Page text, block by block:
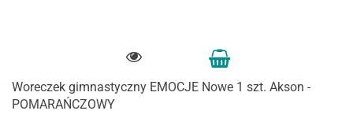
Woreczek gimnastyczny EMOCJE Nowe 1 szt. Akson -
POMARAŃCZOWY